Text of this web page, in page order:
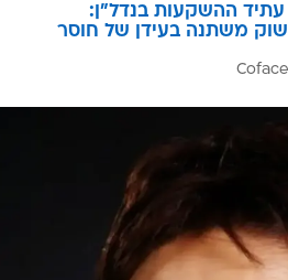
עתיד ההשקעות בנדל"ן:
משתנה בעידן של חוסר